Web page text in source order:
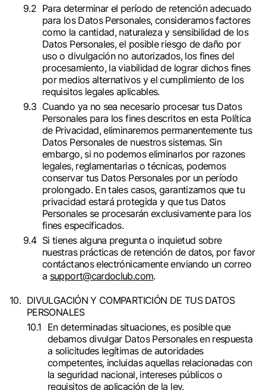
Para determinar el período de retención adecuado
para los Datos Personales, consideramos factores
como la cantidad, naturaleza y sensibilidad de los
Datos Personales, el posible riesgo de daño por
uso o divulgación no autorizados, los fines del
procesamiento, la viabilidad de lograr dichos fines
por medios alternativos y el cumplimiento de los
requisitos legales aplicables.
Cuando ya no sea necesario procesar tus Datos
Personales para los fines descritos en esta Política
de Privacidad, eliminaremos permanentemente tus
Datos Personales de nuestros sistemas. Sin
embargo, si no podemos eliminarlos por razones
legales, reglamentarias o técnicas, podemos
conservar tus Datos Personales por un período
prolongado. En tales casos, garantizamos que tu
privacidad estará protegida y que tus Datos
Personales se procesarán exclusivamente para los
fines especificados.
Si tienes alguna pregunta o inquietud sobre
nuestras prácticas de retención de datos, por favor
contáctanos electrónicamente enviando un correo
a support@cardoclub.com.
DIVULGACIÓN Y COMPARTICIÓN DE TUS DATOS
PERSONALES
En determinadas situaciones, es posible que
debamos divulgar Datos Personales en respuesta
a solicitudes legítimas de autoridades
competentes, incluidas aquellas relacionadas con
la seguridad nacional, intereses públicos o
requisitos de aplicación de la ley.